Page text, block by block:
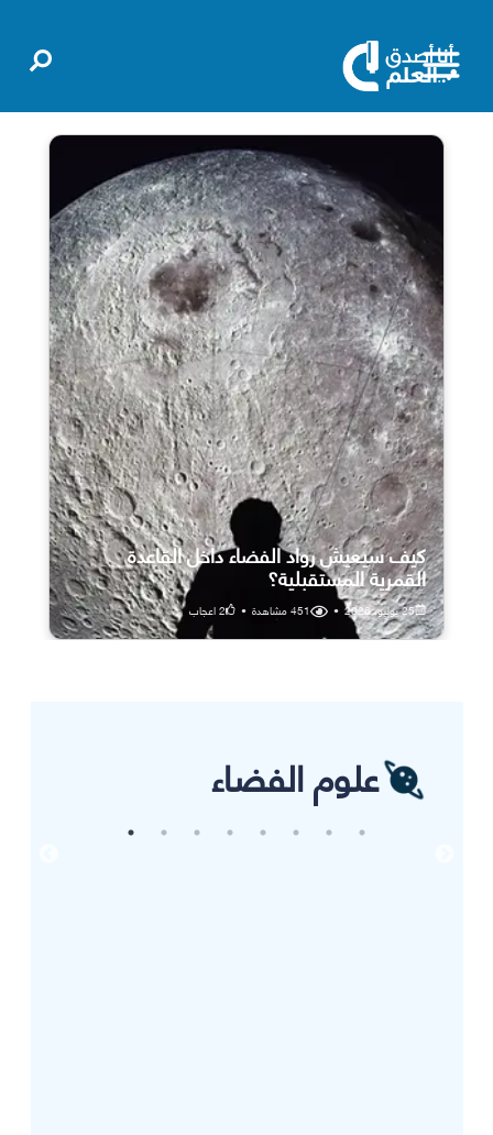
كيف سيعيش رواد الفضاء داخل القاعدة
القمرية المستقبلية؟
25 يوليو، 2026 •
451مشاهدة •
2اعجاب
علوم الفضاء